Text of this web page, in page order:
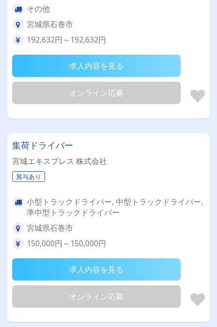
その他
宮城県石巻市
192,632円～192,632円
求人内容を見る
オンライン応募
集荷ドライバー
宮城エキスプレス 株式会社
賞与あり
小型トラックドライバー, 中型トラックドライバー,
準中型トラックドライバー
宮城県石巻市
150,000円～150,000円
求人内容を見る
オンライン応募